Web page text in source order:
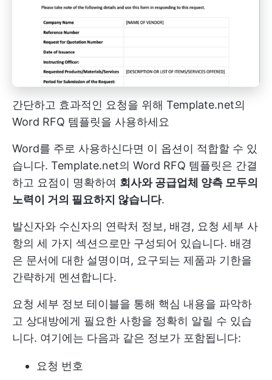
간단하고 효과적인 요청을 위해 Template.net의
Word RFQ 템플릿을 사용하세요
Word를 주로 사용하신다면 이 옵션이 적합할 수 있
습니다. Template.net의 Word RFQ 템플릿은 간결
하고 요점이 명확하여 회사와 공급업체 양측 모두의
노력이 거의 필요하지 않습니다.
발신자와 수신자의 연락처 정보, 배경, 요청 세부 사
항의 세 가지 섹션으로만 구성되어 있습니다. 배경
은 문서에 대한 설명이며, 요구되는 제품과 기한을
간략하게 멘션합니다.
요청 세부 정보 테이블을 통해 핵심 내용을 파악하
고 상대방에게 필요한 사항을 정확히 알릴 수 있습
니다. 여기에는 다음과 같은 정보가 포함됩니다:
요청 번호